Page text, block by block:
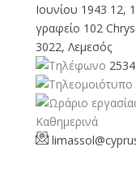
Ιουνίου 1943 12,
γραφείο 102
3022, Λεμεσός
Καθημερινά
limassol@